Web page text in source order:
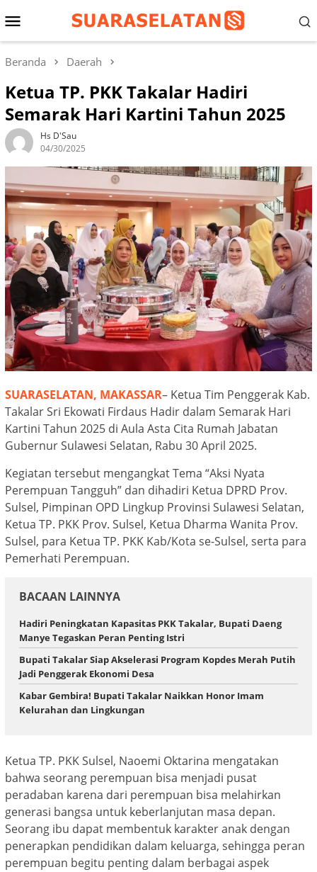
ke
Menu
Mobile
Beranda Daerah
Ketua TP. PKK Takalar Hadiri
Semarak Hari Kartini Tahun 2025
Hs D'Sau
04/30/2025
SUARASELATAN, MAKASSAR– Ketua Tim Penggerak Kab.
Takalar Sri Ekowati Firdaus Hadir dalam Semarak Hari
Kartini Tahun 2025 di Aula Asta Cita Rumah Jabatan
Gubernur Sulawesi Selatan, Rabu 30 April 2025.
Kegiatan tersebut mengangkat Tema “Aksi Nyata
Perempuan Tangguh” dan dihadiri Ketua DPRD Prov.
Sulsel, Pimpinan OPD Lingkup Provinsi Sulawesi Selatan,
Ketua TP. PKK Prov. Sulsel, Ketua Dharma Wanita Prov.
Sulsel, para Ketua TP. PKK Kab/Kota se-Sulsel, serta para
Pemerhati Perempuan.
BACAAN LAINNYA
Hadiri Peningkatan Kapasitas PKK Takalar, Bupati Daeng
Manye Tegaskan Peran Penting Istri
Bupati Takalar Siap Akselerasi Program Kopdes Merah Putih
Jadi Penggerak Ekonomi Desa
Kabar Gembira! Bupati Takalar Naikkan Honor Imam
Kelurahan dan Lingkungan
Ketua TP. PKK Sulsel, Naoemi Oktarina mengatakan
bahwa seorang perempuan bisa menjadi pusat
peradaban karena dari perempuan bisa melahirkan
generasi bangsa untuk keberlanjutan masa depan.
Seorang ibu dapat membentuk karakter anak dengan
penerapkan pendidikan dalam keluarga, sehingga peran
perempuan begitu penting dalam berbagai aspek